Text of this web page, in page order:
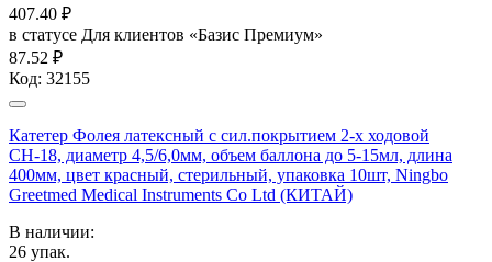
407.40 ₽
в статусе Для клиентов «Базис Премиум»
87.52 ₽
Код: 32155
Катетер Фолея латексный с сил.покрытием 2-х ходовой
СН-18, диаметр 4,5/6,0мм, объем баллона до 5-15мл, длина
400мм, цвет красный, стерильный, упаковка 10шт, Ningbo
Greetmed Medical Instruments Co Ltd (КИТАЙ)
В наличии:
26 упак.